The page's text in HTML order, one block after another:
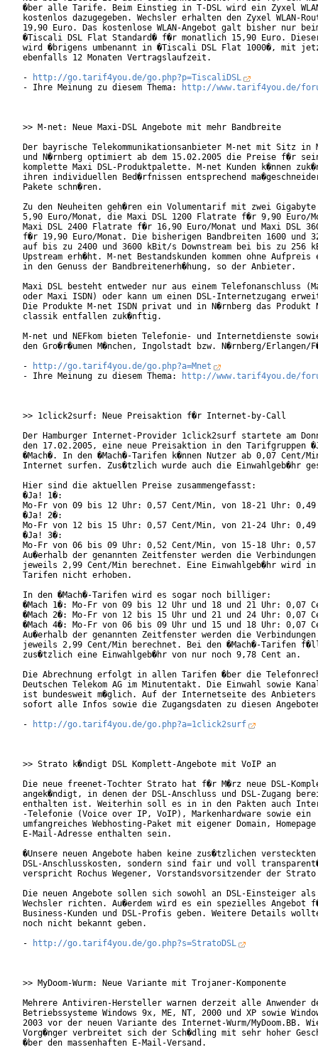
�ber alle Tarife. Beim Einstieg in T-DSL wird ein Zyxel
kostenlos dazugegeben. Wechsler erhalten den Zyxel WLAN-
19,90 Euro. Das kostenlose WLAN-Angebot galt bisher nur
�Tiscali DSL Flat Standard� f�r monatlich 15,90 Euro.
wird �brigens umbenannt in �Tiscali DSL Flat 1000�, mit
ebenfalls 12 Monaten Vertragslaufzeit.
-
http://go.tarif4you.de/go.php?p=TiscaliDSL
- Ihre Meinung zu diesem Thema:
http://www.tarif4you.de/
>> M-net: Neue Maxi-DSL Angebote mit mehr Bandbreite
Der bayrische Telekommunikationsanbieter M-net mit Sitz in
und N�rnberg optimiert ab dem 15.02.2005 die Preise f�r
komplette Maxi DSL-Produktpalette. M-net Kunden k�nnen
ihren individuellen Bed�rfnissen entsprechend
Pakete schn�ren.
Zu den Neuheiten geh�ren ein Volumentarif mit zwei
5,90 Euro/Monat, die Maxi DSL 1200 Flatrate f�r 9,90 Euro/
Maxi DSL 2400 Flatrate f�r 16,90 Euro/Monat und Maxi DSL
f�r 19,90 Euro/Monat. Die bisherigen Bandbreiten 1600 und
auf bis zu 2400 und 3600 kBit/s Downstream bei bis zu 256
Upstream erh�ht. M-net Bestandskunden kommen ohne
in den Genuss der Bandbreitenerh�hung, so der Anbieter.
Maxi DSL besteht entweder nur aus einem Telefonanschluss
oder Maxi ISDN) oder kann um einen DSL-Internetzugang
Die Produkte M-net ISDN privat und in N�rnberg das Produkt
classik entfallen zuk�nftig.
M-net und NEFkom bieten Telefonie- und Internetdienste
den Gro�r�umen M�nchen, Ingolstadt bzw. N�rnberg/Erlangen/
-
http://go.tarif4you.de/go.php?a=Mnet
- Ihre Meinung zu diesem Thema:
http://www.tarif4you.de/
>> 1click2surf: Neue Preisaktion f�r Internet-by-Call
Der Hamburger Internet-Provider 1click2surf startete am
den 17.02.2005, eine neue Preisaktion in den Tarifgruppen
�Mach�. In den �Mach�-Tarifen k�nnen Nutzer ab 0,07 Cent/
Internet surfen. Zus�tzlich wurde auch die Einwahlgeb�hr
Hier sind die aktuellen Preise zusammengefasst:
�Ja! 1�:
Mo-Fr von 09 bis 12 Uhr: 0,57 Cent/Min, von 18-21 Uhr:
�Ja! 2�:
Mo-Fr von 12 bis 15 Uhr: 0,57 Cent/Min, von 21-24 Uhr:
�Ja! 3�:
Mo-Fr von 06 bis 09 Uhr: 0,52 Cent/Min, von 15-18 Uhr:
Au�erhalb der genannten Zeitfenster werden die
jeweils 2,99 Cent/Min berechnet. Eine Einwahlgeb�hr wird in
Tarifen nicht erhoben.
In den �Mach�-Tarifen wird es sogar noch billiger:
�Mach 1�: Mo-Fr von 09 bis 12 Uhr und 18 und 21 Uhr: 0,07
�Mach 2�: Mo-Fr von 12 bis 15 Uhr und 21 und 24 Uhr: 0,07
�Mach 4�: Mo-Fr von 06 bis 09 Uhr und 15 und 18 Uhr: 0,07
Au�erhalb der genannten Zeitfenster werden die
jeweils 2,99 Cent/Min berechnet. Bei den �Mach�-Tarifen
zus�tzlich eine Einwahlgeb�hr von nur noch 9,78 Cent an.
Die Abrechnung erfolgt in allen Tarifen �ber die
Deutschen Telekom AG im Minutentakt. Die Einwahl sowie
ist bundesweit m�glich. Auf der Internetseite des
sofort alle Infos sowie die Zugangsdaten zu diesen
-
http://go.tarif4you.de/go.php?a=1click2surf
>> Strato k�ndigt DSL Komplett-Angebote mit VoIP an
Die neue freenet-Tochter Strato hat f�r M�rz neue DSL-
angek�ndigt, in denen der DSL-Anschluss und DSL-Zugang
enthalten ist. Weiterhin soll es in in den Pakten auch
-Telefonie (Voice over IP, VoIP), Markenhardware sowie ein
umfangreiches Webhosting-Paket mit eigener Domain,
E-Mail-Adresse enthalten sein.
�Unsere neuen Angebote haben keine zus�tzlichen versteckten
DSL-Anschlusskosten, sondern sind fair und voll
verspricht Rochus Wegener, Vorstandsvorsitzender der
Die neuen Angebote sollen sich sowohl an DSL-Einsteiger als
Wechsler richten. Au�erdem wird es ein spezielles Angebot
Business-Kunden und DSL-Profis geben. Weitere Details
noch nicht bekannt geben.
-
http://go.tarif4you.de/go.php?s=StratoDSL
>> MyDoom-Wurm: Neue Variante mit Trojaner-Komponente
Mehrere Antiviren-Hersteller warnen derzeit alle Anwender
Betriebssysteme Windows 9x, ME, NT, 2000 und XP sowie
2003 vor der neuen Variante des Internet-Wurm/MyDoom.BB.
Vorg�nger verbreitet sich der Sch�dling mit sehr hoher
�ber den massenhaften E-Mail-Versand.